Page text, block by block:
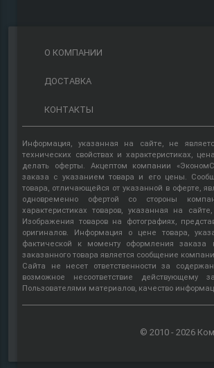
О КОМПАНИИ
ДОСТАВКА
КОНТАКТЫ
Информация, указанная на сайте, не
технических свойствах и характеристиках,
делать оферты. Акцептом компании
заказа с указанием товара и его цены.
товара, отличающейся от указанной в оферте,
одновременно офертой со стороны
характеристиках товаров, указанная на
Изображения товаров на фотографиях,
оригиналов. Информация о цене товара,
фактической к моменту оформления заказа
заказанного товара является сообщение
Сайта не несет ответственности за
возможное несоответствие действующему
Пользователями материалов, качество
© 2010 - 2026